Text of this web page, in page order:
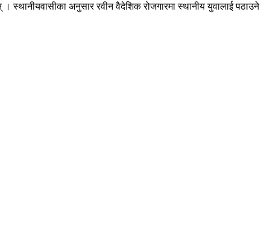
स्थानीयवासीका अनुसार रवीन वैदेशिक रोजगारमा स्थानीय युवालाई पठाउने